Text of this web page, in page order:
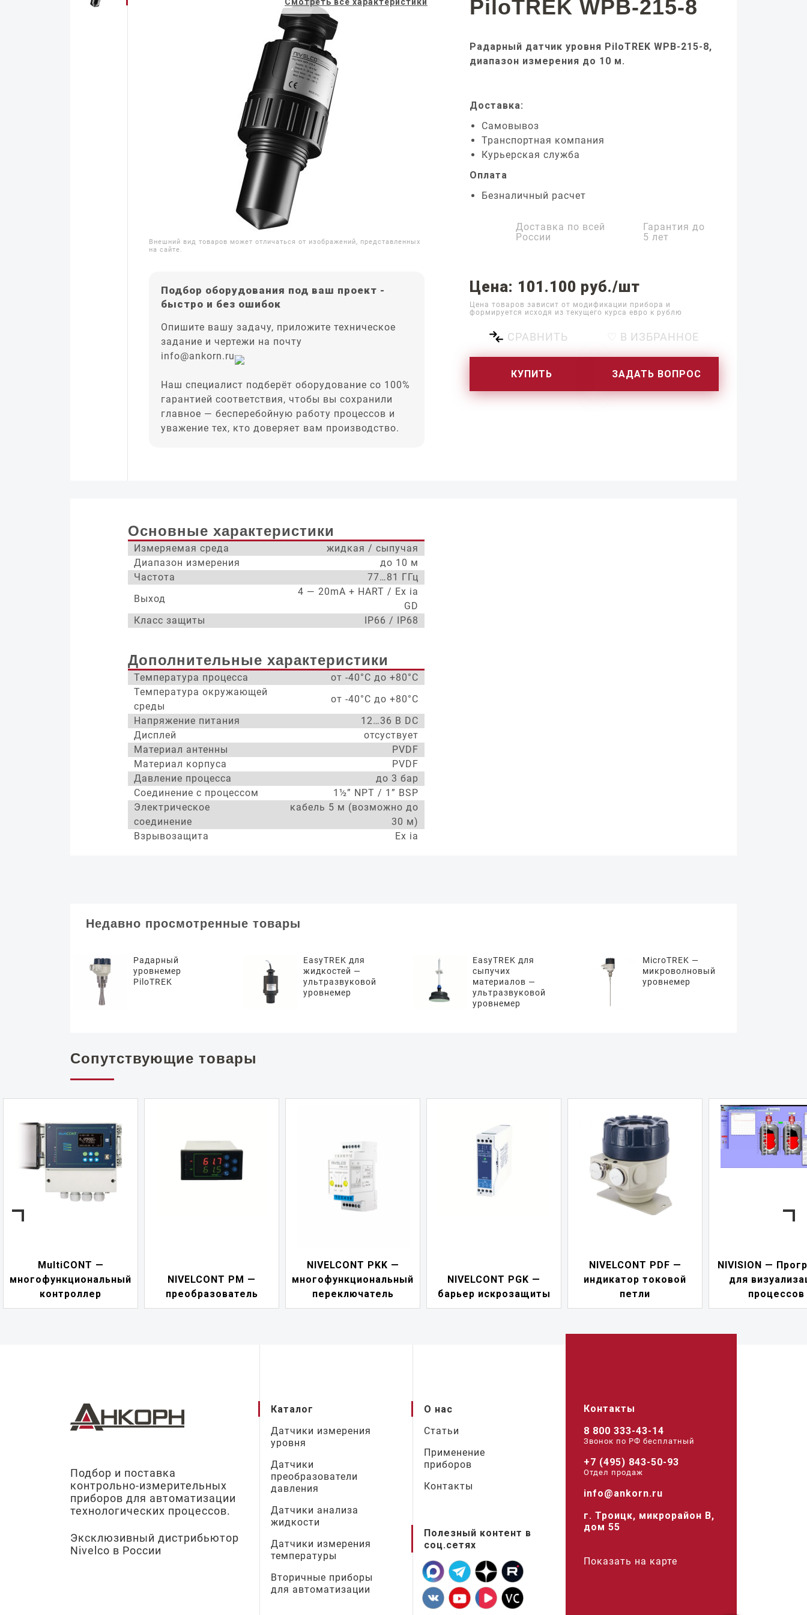
Внешний вид товаров может отличаться от изображений, представленных
на сайте.
Подбор оборудования под ваш проект -
быстро и без ошибок
Опишите вашу задачу, приложите техническое
задание и чертежи на почту
info@ankorn.ru
Наш специалист подберёт оборудование со 100%
гарантией соответствия, чтобы вы сохранили
главное — бесперебойную работу процессов и
уважение тех, кто доверяет вам производство.
PiloTREK WPB-215-8
Радарный датчик уровня PiloTREK WPB-215-8,
диапазон измерения до 10 м.
Доставка:
Самовывоз
Транспортная компания
Курьерская служба
Оплата
Безналичный расчет
Доставка по всей
России
Гарантия до
5 лет
Цена: 101.100 руб./шт
Цена товаров зависит от модификации прибора и
формируется исходя из текущего курса евро к рублю
СРАВНИТЬ ♡ В ИЗБРАННОЕ
КУПИТЬ ЗАДАТЬ ВОПРОС
Основные характеристики
Измеряемая среда
жидкая / сыпучая
Диапазон измерения
до 10 м
Частота
77…81 ГГц
Выход
4 — 20mA + HART / Ex ia
GD
Класс защиты
IP66 / IP68
Дополнительные характеристики
Температура процесса
от -40°С до +80°С
Температура окружающей
среды
от -40°С до +80°С
Напряжение питания
12…36 В DC
Дисплей
отсуствует
Материал антенны
PVDF
Материал корпуса
PVDF
Давление процесса
до 3 бар
Соединение с процессом
1½” NPT / 1” BSP
Электрическое
соединение
кабель 5 м (возможно до
30 м)
Взрывозащита
Ex ia
Недавно просмотренные товары
Радарный
уровнемер
PiloTREK
EasyTREK для
жидкостей —
ультразвуковой
уровнемер
EasyTREK для
сыпучих
материалов —
ультразвуковой
уровнемер
MicroTREK —
микроволновый
уровнемер
Сопутствующие товары
NIVELCONT PM —
преобразователь
многофункциональный
переключатель
NIVELCONT PGK —
барьер искрозащиты
индикатор токовой
петли
NIVISION — Программа
для визуализации
процессов
NIPOWER —
питания
Подбор и поставка
контрольно-измерительных
приборов для автоматизации
технологических процессов.
Эксклюзивный дистрибьютор
Nivelco в России
Каталог
Датчики измерения
уровня
Датчики
преобразователи
давления
Датчики анализа
жидкости
Датчики измерения
температуры
Вторичные приборы
для автоматизации
О нас
Статьи
Применение
приборов
Контакты
Полезный контент в
соц.сетях
Контакты
8 800 333-43-14
Звонок по РФ беcплатный
+7 (495) 843-50-93
Отдел продаж
info@ankorn.ru
г. Троицк, микрорайон В,
дом 55
Показать на карте